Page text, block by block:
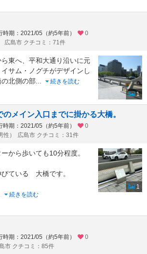
時期：2021/05（約5年前）
0
広島市 クチコミ：71件
東へ、平和大通り沿いに元
サム・ノグチがデザインし
北側の部...
続きを読む
1
メイン入口までに掛かる大橋。
時期：2021/05（約5年前）
0
性） 広島市 クチコミ：31件
から歩いても10分程度。
ている 大橋です。
続きを読む
1
時期：2021/05（約5年前）
0
市 クチコミ：85件